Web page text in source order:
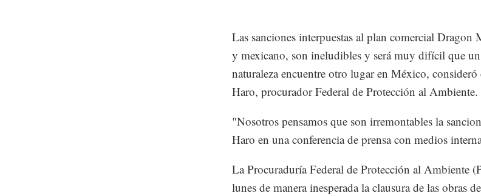
Las sanciones interpuestas al plan comercial Dragon
y mexicano, son ineludibles y será muy difícil que un
naturaleza encuentre otro lugar en México,
Haro, procurador Federal de Protección al Ambiente.
"Nosotros pensamos que son irremontables la
Haro en una conferencia de prensa con medios
La Procuraduría Federal de Protección al Ambiente
lunes de manera inesperada la clausura de las obras